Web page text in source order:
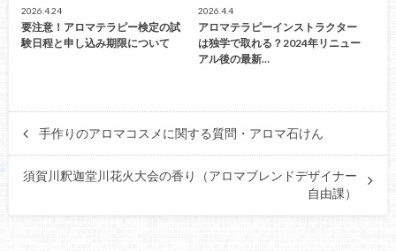
2026.4.24
要注意！アロマテラピー検定の試
験日程と申し込み期限について
2026.4.4
アロマテラピーインストラクター
は独学で取れる？2024年リニュー
アル後の最新…
手作りのアロマコスメに関する質問・アロマ石けん
須賀川釈迦堂川花火大会の香り（アロマブレンドデザイナー
自由課）